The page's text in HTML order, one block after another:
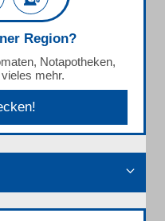
Region?
Notapotheken,
mehr.